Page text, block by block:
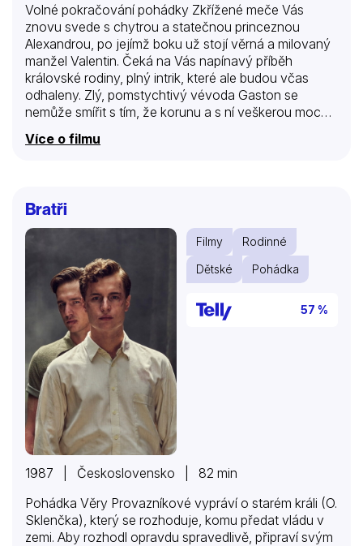
Volné pokračování pohádky Zkřížené meče Vás
znovu svede s chytrou a statečnou princeznou
Alexandrou, po jejímž boku už stojí věrná a milovaný
manžel Valentin. Čeká na Vás napínavý příběh
královské rodiny, plný intrik, které ale budou včas
odhaleny. Zlý, pomstychtivý vévoda Gaston se
nemůže smířit s tím, že korunu a s ní veškerou moc
za vydatné pomoci starého kouzelníka Otona a jeho
jeho neteř, budoucí královna Alexandra, její manžel
Valentin a přítel Alexandřina otce Krištof. Ti dva –
vévoda Gaston i starý kouzelník – společně…
Více o filmu
Bratři
Filmy
Rodinné
Dětské
Pohádka
57 %
1987 | Československo | 82 min
Pohádka Věry Provazníkové vypráví o starém králi (O.
Sklenčka), který se rozhoduje, komu předat vládu v
zemi. Aby rozhodl opravdu spravedlivě, připraví svým